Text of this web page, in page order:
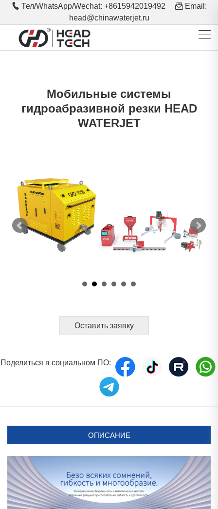
Тел/WhatsApp/Wechat: +8615942019492
Email:
head@chinawaterjet.ru
Мобильные системы
гидроабразивной резки HEAD
WATERJET
Оставить заявку
Поделиться в социальном ПО:
ОПИСАНИЕ